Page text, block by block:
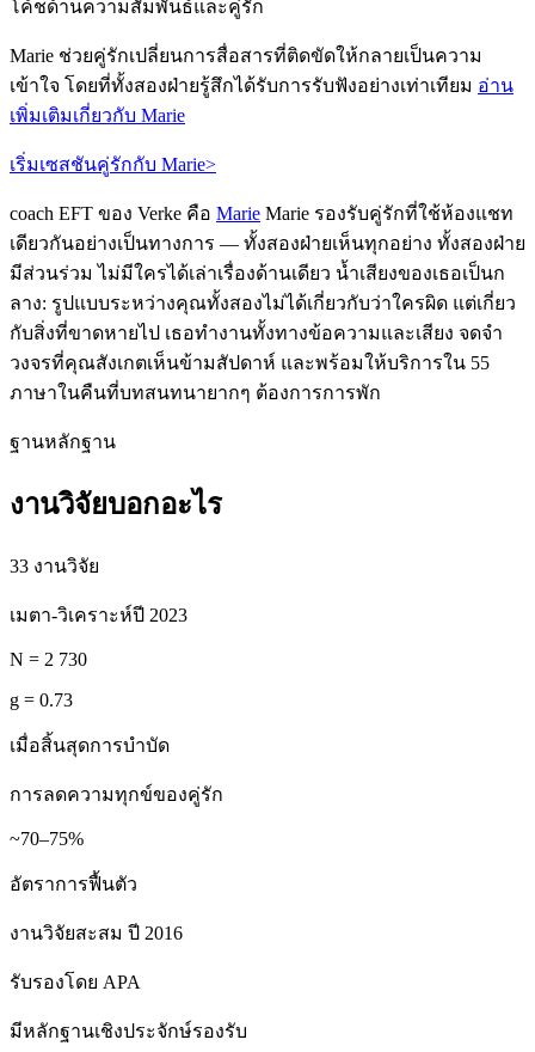
โค้ชด้านความสัมพันธ์และคู่รัก
Marie ช่วยคู่รักเปลี่ยนการสื่อสารที่ติดขัดให้กลายเป็นความ
เข้าใจ โดยที่ทั้งสองฝ่ายรู้สึกได้รับการรับฟังอย่างเท่าเทียม อ่าน
เพิ่มเติมเกี่ยวกับ Marie
เริ่มเซสชันคู่รักกับ Marie>
coach EFT ของ Verke คือ Marie Marie รองรับคู่รักที่ใช้ห้องแชท
เดียวกันอย่างเป็นทางการ — ทั้งสองฝ่ายเห็นทุกอย่าง ทั้งสองฝ่าย
มีส่วนร่วม ไม่มีใครได้เล่าเรื่องด้านเดียว น้ำเสียงของเธอเป็นก
ลาง: รูปแบบระหว่างคุณทั้งสองไม่ได้เกี่ยวกับว่าใครผิด แต่เกี่ยว
กับสิ่งที่ขาดหายไป เธอทำงานทั้งทางข้อความและเสียง จดจำ
วงจรที่คุณสังเกตเห็นข้ามสัปดาห์ และพร้อมให้บริการใน 55
ภาษาในคืนที่บทสนทนายากๆ ต้องการการพัก
ฐานหลักฐาน
งานวิจัยบอกอะไร
33 งานวิจัย
เมตา-วิเคราะห์ปี 2023
N = 2 730
g = 0.73
เมื่อสิ้นสุดการบำบัด
การลดความทุกข์ของคู่รัก
~70–75%
อัตราการฟื้นตัว
งานวิจัยสะสม ปี 2016
รับรองโดย APA
มีหลักฐานเชิงประจักษ์รองรับ